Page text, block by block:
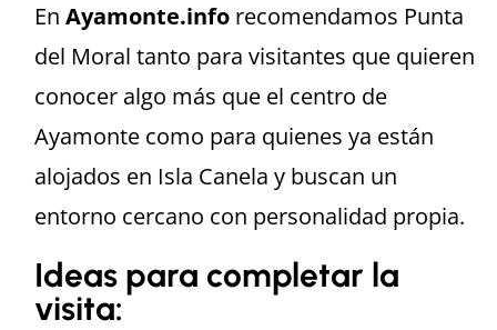
EnAyamonte.info recomendamos Punta
del Moral tanto para visitantes que quieren
conocer algo más que el centro de
Ayamonte como para quienes ya están
alojados en Isla Canela y buscan un
entorno cercano con personalidad propia.
Ideas para completar la
visita: